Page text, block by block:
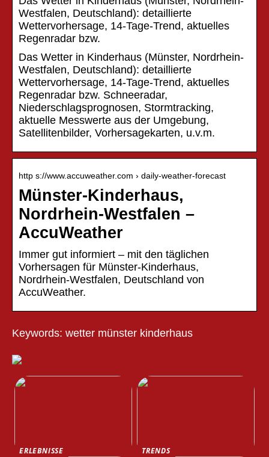
Westfalen, Deutschland): detaillierte
Wettervorhersage, 14-Tage-Trend, aktuelles
Regenradar bzw.
Das Wetter in Kinderhaus (Münster, Nordrhein-
Westfalen, Deutschland): detaillierte
Wettervorhersage, 14-Tage-Trend, aktuelles
Regenradar bzw. Schneeradar,
Niederschlagsprognosen, Stormtracking,
aktuelle Messwerte aus der Umgebung,
Satellitenbilder, Vorhersagekarten, u.v.m.
http s://www.accuweather.com › daily-weather-forecast
Münster-Kinderhaus,
Nordrhein-Westfalen –
AccuWeather
Immer gut informiert – mit den täglichen
Vorhersagen für Münster-Kinderhaus,
Nordrhein-Westfalen, Deutschland von
AccuWeather.
Keywords: wetter münster kinderhaus
ERLEBNISSE
TRENDS